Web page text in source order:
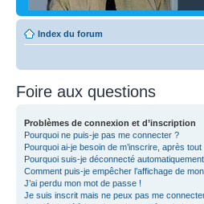
Index du forum
Foire aux questions
Problèmes de connexion et d’inscription
Pourquoi ne puis-je pas me connecter ?
Pourquoi ai-je besoin de m’inscrire, après tout
Pourquoi suis-je déconnecté
Comment puis-je empêcher l’affichage de
J’ai perdu mon mot de passe !
Je suis inscrit mais ne peux pas me